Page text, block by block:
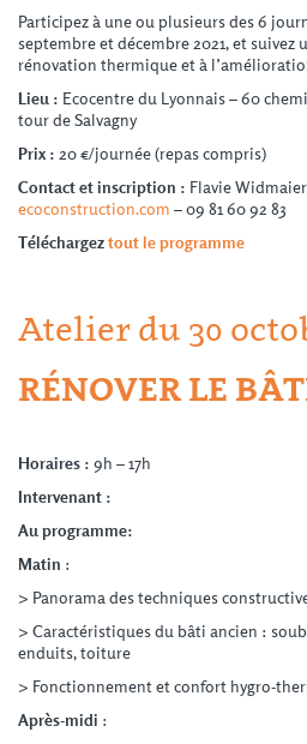
Participez à une ou plusieurs des 6
septembre et décembre 2021, et suivez
rénovation thermique et à
Lieu : Ecocentre du Lyonnais – 60
tour de Salvagny
Prix : 20 €/journée (repas compris)
Contact et inscription : Flavie
ecoconstruction.com – 09 81 60 92 83
Téléchargeztout le programme
Atelier du 30
RÉNOVER LE
Horaires : 9h – 17h
Intervenant :
Au programme:
Matin :
> Panorama des techniques
> Caractéristiques du bâti ancien :
enduits, toiture
> Fonctionnement et confort hygro-
Après-midi :